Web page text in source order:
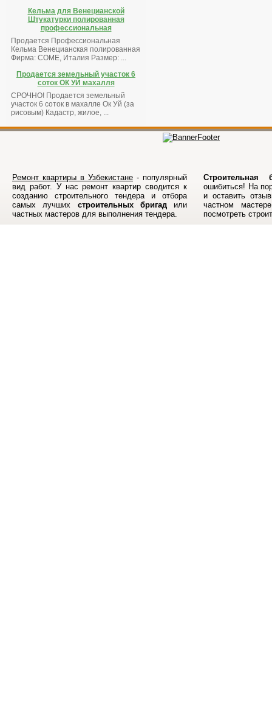
Кельма для Венецианской
Штукатурки полированная
профессиональная
Продается Профессиональная
Кельма Венецианская полированная
Фирма: COME, Италия Размер: ...
Продается земельный участок 6
соток ОК УЙ махалля
СРОЧНО! Продается земельный
участок 6 соток в махалле Ок Уй (за
рисовым) Кадастр, жилое, ...
Ремонт квартиры в Узбекистане - популярный
вид работ. У нас ремонт квартир сводится к
созданию строительного тендера и отбора
самых лучших строительных бригадили
частных мастеров для выполнения тендера.
Строительная
ошибиться! На
и оставить
частном
посмотреть